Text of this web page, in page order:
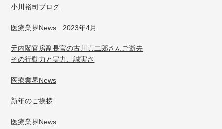
小川裕司ブログ
医療業界News 2023年4月
元内閣官房副長官の古川貞二郎さんご逝去
その行動力と実力、誠実さ
医療業界News
新年のご挨拶
医療業界News